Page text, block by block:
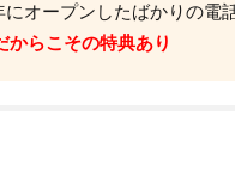
オープンしたばかりの電
らこその特典あり